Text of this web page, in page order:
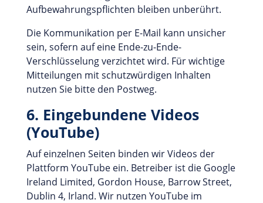
Aufbewahrungspflichten bleiben unberührt.
Die Kommunikation per E-Mail kann unsicher
sein, sofern auf eine Ende-zu-Ende-
Verschlüsselung verzichtet wird. Für wichtige
Mitteilungen mit schutzwürdigen Inhalten
nutzen Sie bitte den Postweg.
6. Eingebundene Videos
(YouTube)
Auf einzelnen Seiten binden wir Videos der
Plattform YouTube ein. Betreiber ist die Google
Ireland Limited, Gordon House, Barrow Street,
Dublin 4, Irland. Wir nutzen YouTube im